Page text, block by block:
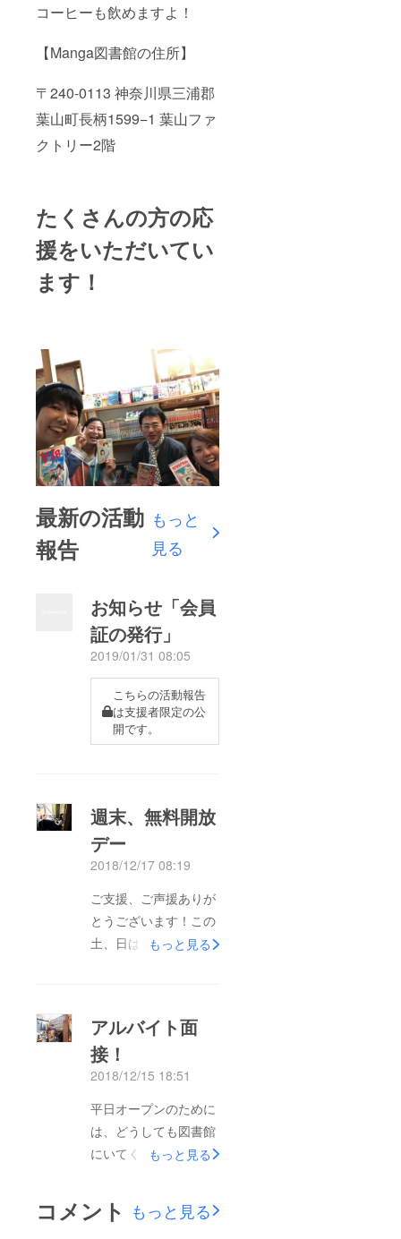
コーヒーも飲めますよ！
【Manga図書館の住所】
〒240-0113 神奈川県三浦郡
葉山町長柄1599−1 葉山ファ
クトリー2階
たくさんの方の応
援をいただいてい
ます！
最新の活動
報告
もっと
見る
お知らせ「会員
証の発行」
2019/01/31 08:05
こちらの活動報告
は支援者限定の公
開です。
週末、無料開放
デー
2018/12/17 08:19
ご支援、ご声援ありが
とうございます！この
土、日は無料開放
員専用ルームはドアが
ついていないんです。
そのため開放感があ
り、写真のようにほの
ぼのとした雰囲気に。
コミックのご提供もい
ただきました。写真の
当時の大人気作品だそ
もっと見る
アルバイト面
接！
2018/12/15 18:51
平日オープンのために
は、どうしても図書館
にいてくれる人が必要
も、何を隠そう（別に
隠しているわけではな
もっと見る
コメント もっと見る